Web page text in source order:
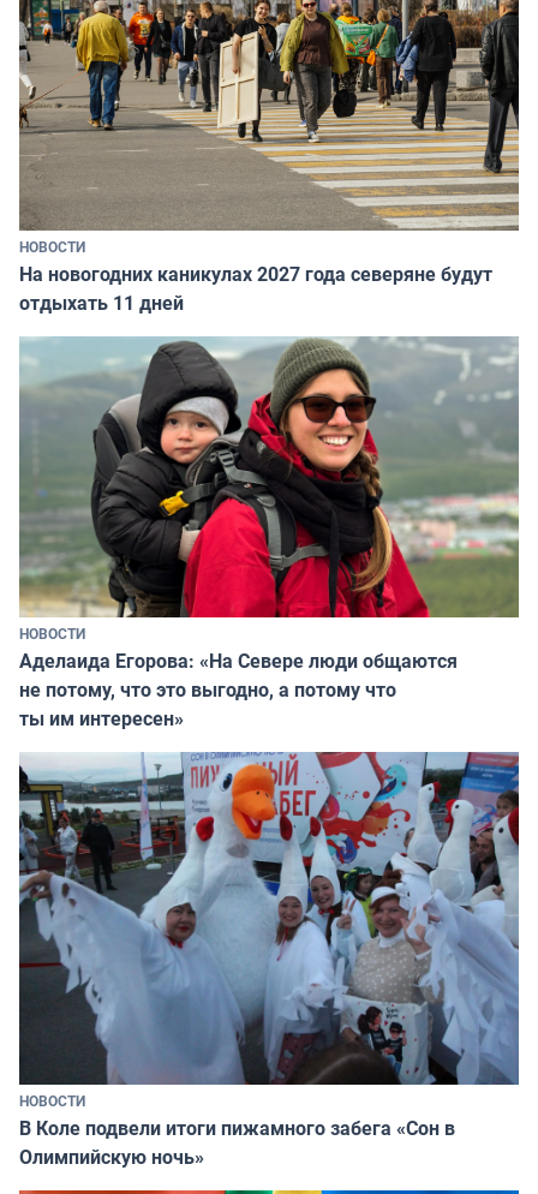
НОВОСТИ
На новогодних каникулах 2027 года северяне будут
отдыхать 11 дней
НОВОСТИ
Аделаида Егорова: «На Севере люди общаются
не потому, что это выгодно, а потому что
ты им интересен»
НОВОСТИ
В Коле подвели итоги пижамного забега «Сон в
Олимпийскую ночь»